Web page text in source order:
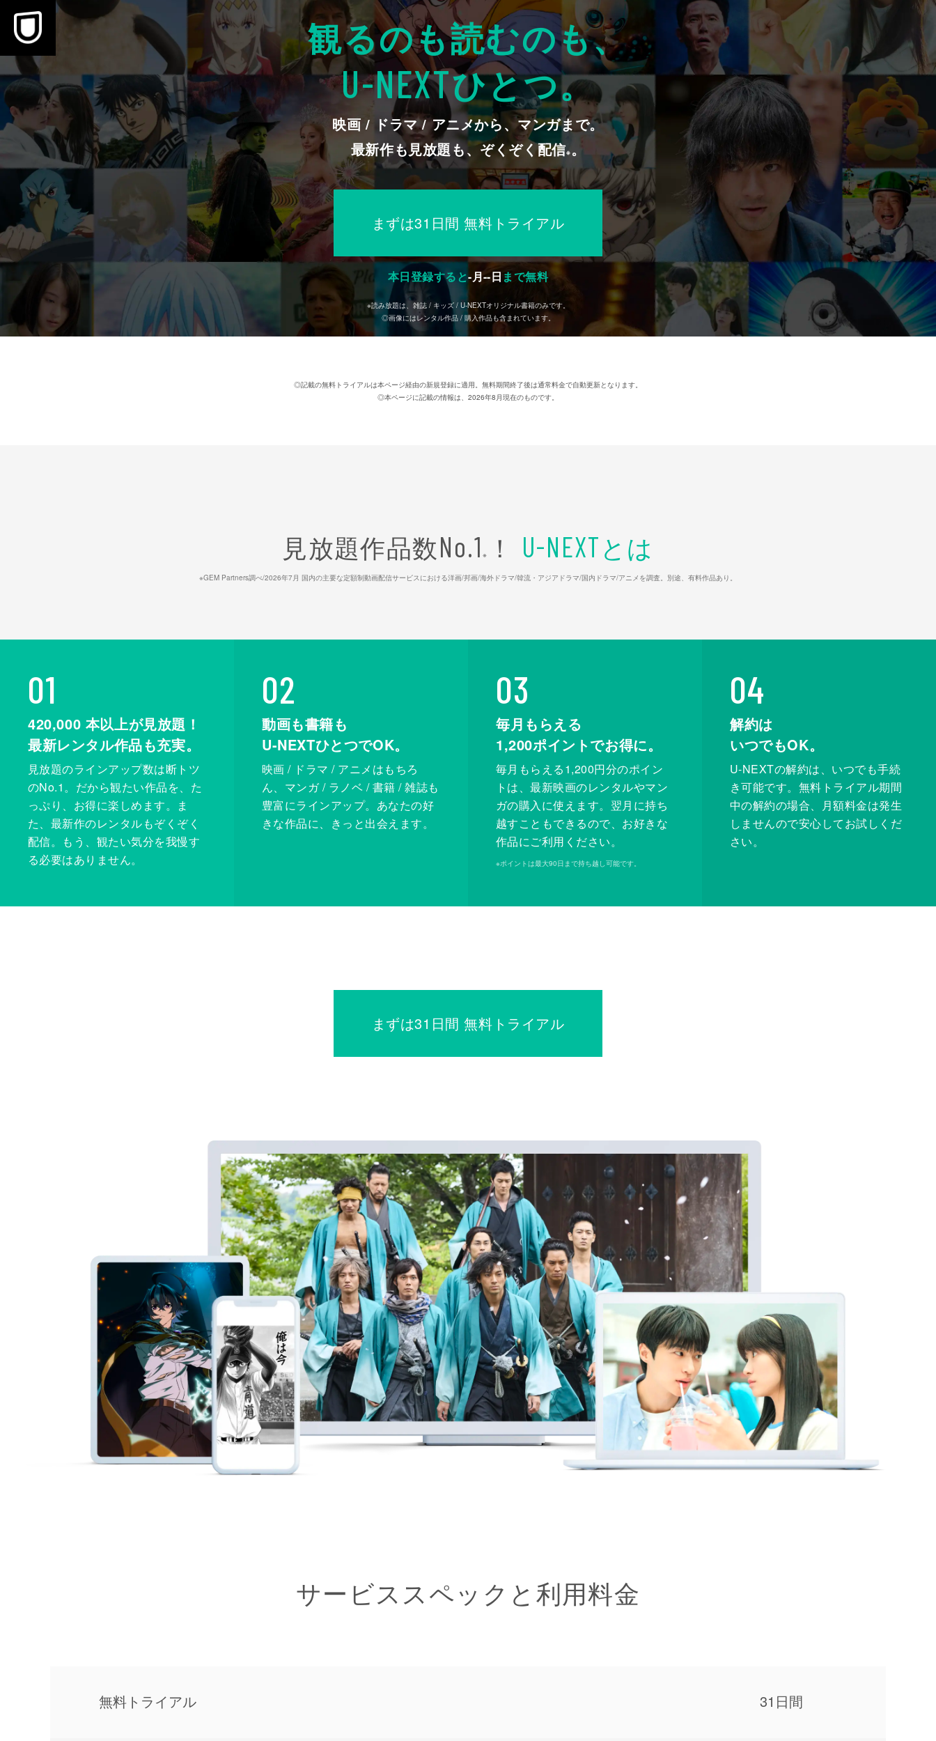
本文へスキップ
まずは31日間 無料トライアル
観るのも読むのも、
U-NEXTひとつ。
映画 / ドラマ / アニメから、マンガまで。
最新作も見放題も、ぞくぞく配信※ 。
まずは31日間 無料トライアル
本日登録すると-月--日 まで無料
※読み放題は、雑誌 / キッズ / U-NEXTオリジナル書籍のみです。
◎画像にはレンタル作品 / 購入作品も含まれています。
◎記載の無料トライアルは本ページ経由の新規登録に適用。無料期間終了後は通常料金で自動更新となります。
◎本ページに記載の情報は、2026年8月現在のものです。
見放題作品数No.1 ※ ！ U-NEXTとは
※GEM Partners調べ/2026年7⽉ 国内の主要な定額制動画配信サービスにおける洋画/邦画/海外ドラマ/韓流・アジアドラマ/国内ドラマ/アニメを調査。別途、有料作品あり。
01
420,000 本以上が見放題！
最新レンタル作品も充実。
見放題のラインアップ数は断トツ
のNo.1。だから観たい作品を、た
っぷり、お得に楽しめます。ま
た、最新作のレンタルもぞくぞく
配信。もう、観たい気分を我慢す
る必要はありません。
02
動画も書籍も
U-NEXTひとつでOK。
映画 / ドラマ / アニメはもちろ
ん、マンガ / ラノベ / 書籍 / 雑誌も
豊富にラインアップ。あなたの好
きな作品に、きっと出会えます。
03
毎月もらえる
1,200ポイントでお得に。
毎月もらえる1,200円分のポイン
トは、最新映画のレンタルやマン
ガの購入に使えます。翌月に持ち
越すこともできるので、お好きな
作品にご利用ください。
※ポイントは最大90日まで持ち越し可能です。
04
解約は
いつでもOK。
U-NEXTの解約は、いつでも手続
き可能です。無料トライアル期間
中の解約の場合、月額料金は発生
しませんので安心してお試しくだ
さい。
まずは31日間 無料トライアル
サービススペックと利用料金
無料トライアル 31日間